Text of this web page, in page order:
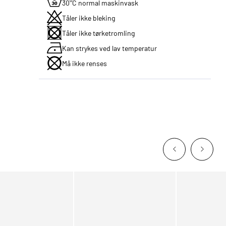
30°C normal maskinvask
Tåler ikke bleking
Tåler ikke tørketromling
Kan strykes ved lav temperatur
Må ikke renses